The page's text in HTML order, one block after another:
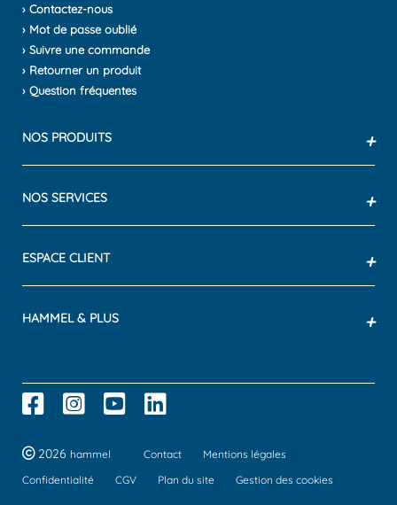
› Contactez-nous
› Mot de passe oublié
› Suivre une commande
› Retourner un produit
› Question fréquentes
NOS PRODUITS +
NOS SERVICES +
ESPACE CLIENT +
HAMMEL & PLUS +
2026 hammel Contact
Mentions légales
Confidentialité
CGV Plan du site Gestion des cookies